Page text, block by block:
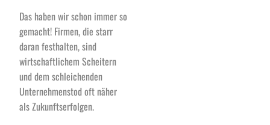
Das haben wir schon immer so
gemacht! Firmen, die starr
daran festhalten, sind
wirtschaftlichem Scheitern
und dem schleichenden
Unternehmenstod oft näher
als Zukunftserfolgen.